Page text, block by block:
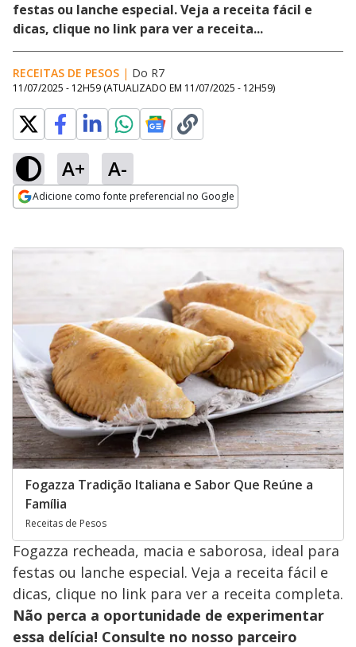
festas ou lanche especial. Veja a receita fácil e
dicas, clique no link para ver a receita...
RECEITAS DE PESOS | Do R7
11/07/2025 - 12H59 (ATUALIZADO EM 11/07/2025 - 12H59)
A+ A-
Adicione como fonte preferencial no Google
Fogazza Tradição Italiana e Sabor Que Reúne a
Família
Receitas de Pesos
Fogazza recheada, macia e saborosa, ideal para
festas ou lanche especial. Veja a receita fácil e
dicas, clique no link para ver a receita completa.
Não perca a oportunidade de experimentar
essa delícia! Consulte no nosso parceiro